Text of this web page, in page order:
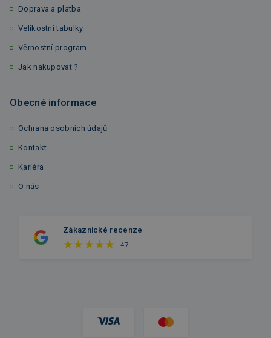
Doprava a platba
Velikostní tabulky
Věrnostní program
Jak nakupovat ?
Obecné informace
Ochrana osobních údajů
Kontakt
Kariéra
O nás
Zákaznické recenze
4,7